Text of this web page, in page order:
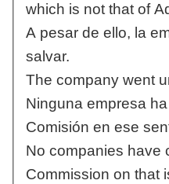
which is not that of
A pesar de ello, la
salvar.
The company went
Ninguna empresa
Comisión en ese
No companies have
Commission on that